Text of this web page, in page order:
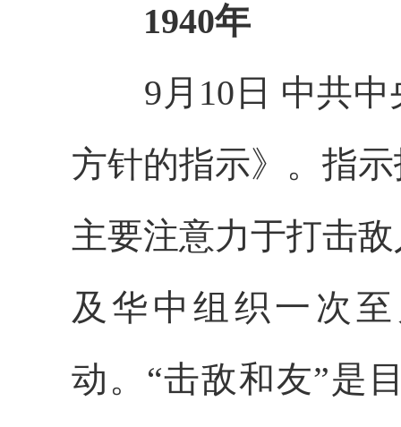
1940年
9月10日 中共中
方针的指示》。指
主要注意力于打击
及华中组织一次
动。“击敌和友”是